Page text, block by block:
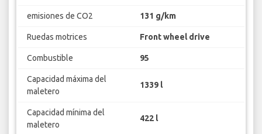
emisiones de CO2 131 g/km
Ruedas motrices Front wheel drive
Combustible 95
Capacidad máxima del
maletero
1339 l
Capacidad mínima del
maletero
422 l